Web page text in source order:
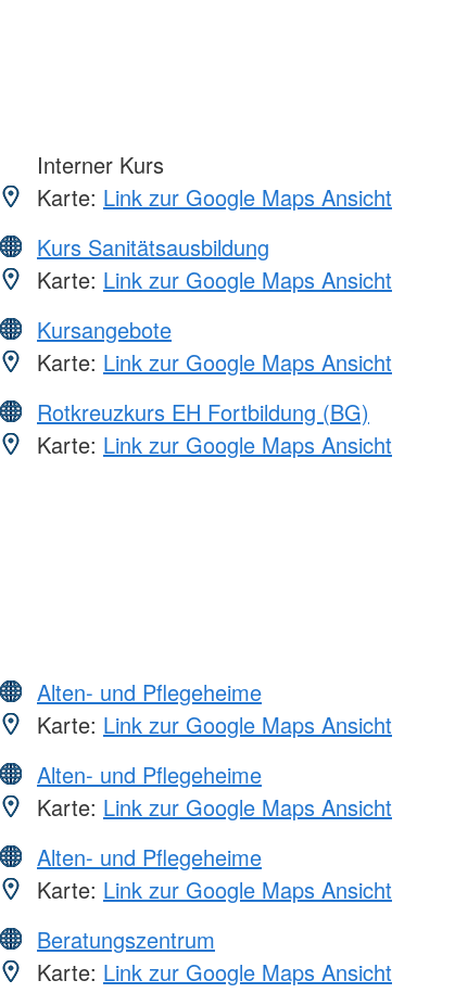
Interner Kurs
Karte: Link zur Google Maps Ansicht
Kurs Sanitätsausbildung
Karte: Link zur Google Maps Ansicht
Kursangebote
Karte: Link zur Google Maps Ansicht
Rotkreuzkurs EH Fortbildung (BG)
Karte: Link zur Google Maps Ansicht
Alten- und Pflegeheime
Karte: Link zur Google Maps Ansicht
Alten- und Pflegeheime
Karte: Link zur Google Maps Ansicht
Alten- und Pflegeheime
Karte: Link zur Google Maps Ansicht
Beratungszentrum
Karte: Link zur Google Maps Ansicht